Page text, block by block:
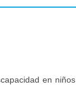
en niños